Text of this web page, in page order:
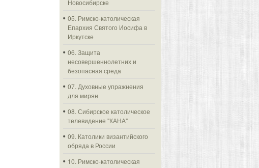
Новосибирске
05. Римско-католическая
Епархия Святого Иосифа в
Иркутске
06. Защита
несовершеннолетних и
безопасная среда
07. Духовные упражнения
для мирян
08. Сибирское католическое
телевидение "КАНА"
09. Католики византийского
обряда в России
10. Римско-католическая